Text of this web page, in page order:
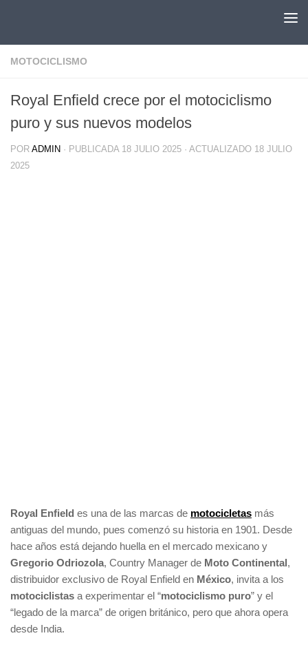
MOTOCICLISMO
Royal Enfield crece por el motociclismo
puro y sus nuevos modelos
POR ADMIN · PUBLICADA 18 JULIO 2025 · ACTUALIZADO 18 JULIO
2025
Royal Enfield es una de las marcas de motocicletas más
antiguas del mundo, pues comenzó su historia en 1901. Desde
hace años está dejando huella en el mercado mexicano y
Gregorio Odriozola, Country Manager de Moto Continental,
distribuidor exclusivo de Royal Enfield en México, invita a los
motociclistas a experimentar el “motociclismo puro” y el
“legado de la marca” de origen británico, pero que ahora opera
desde India.